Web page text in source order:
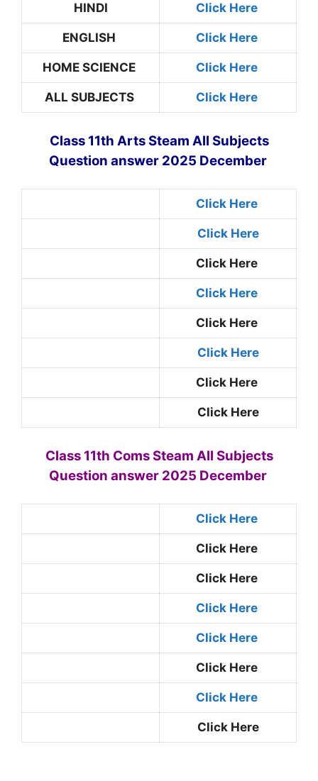
HINDI Click Here
ENGLISH Click Here
HOME SCIENCE Click Here
ALL SUBJECTS Click Here
Class 11th Arts Steam All Subjects
Question answer 2025 December
Click Here
Click Here
Click Here
Click Here
Click Here
Click Here
Click Here
Click Here
Class 11th Coms Steam All Subjects
Question answer 2025 December
Click Here
Click Here
Click Here
Click Here
Click Here
Click Here
Click Here
Click Here